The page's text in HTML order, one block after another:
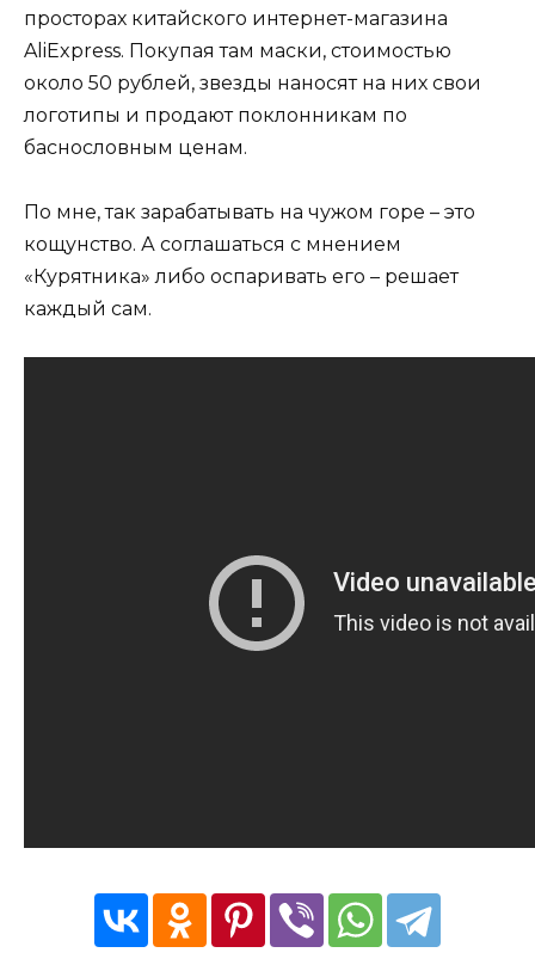
просторах китайского интернет-магазина
AliExpress. Покупая там маски, стоимостью
около 50 рублей, звезды наносят на них свои
логотипы и продают поклонникам по
баснословным ценам.
По мне, так зарабатывать на чужом горе – это
кощунство. А соглашаться с мнением
«Курятника» либо оспаривать его – решает
каждый сам.